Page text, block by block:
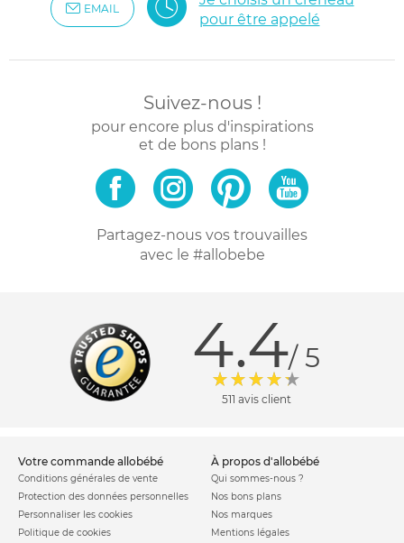
EMAIL
pour être appelé
Suivez-nous !
pour encore plus d'inspirations
et de bons plans !
Partagez-nous vos trouvailles
avec le #allobebe
4.4/ 5
511 avis client
votre commande allobébé
Conditions générales de vente
Protection des données personnelles
Personnaliser les cookies
Politique de cookies
à propos d'allobébé
Qui sommes-nous ?
Nos bons plans
Nos marques
Mentions légales